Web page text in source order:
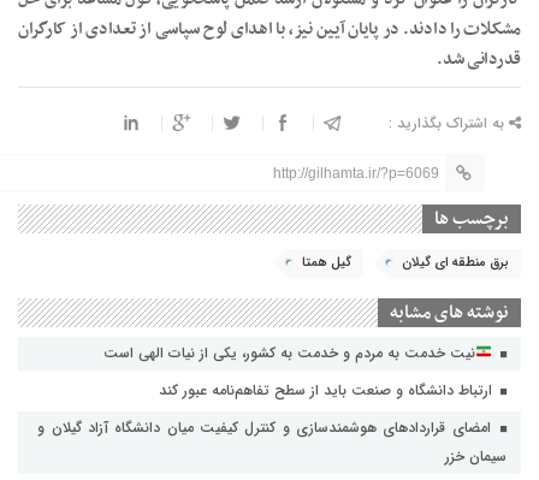
مشکلات را دادند. در پایان آیین نیز، با اهدای لوح سپاسی از تعدادی از کارگران
قدردانی شد.
به اشتراک بگذارید :
http://gilhamta.ir/?p=6069
برچسب ها
برق منطقه ای گیلان گیل همتا
نوشته های مشابه
نیت خدمت به مردم و خدمت به کشور، یکی از نیات الهی است
ارتباط دانشگاه و صنعت باید از سطح تفاهم‌نامه عبور کند
امضای قراردادهای هوشمندسازی و کنترل کیفیت میان دانشگاه آزاد گیلان و
سیمان خزر